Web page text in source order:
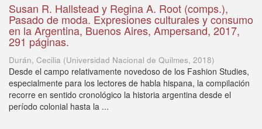
Susan R. Hallstead y Regina A. Root (comps.),
Pasado de moda. Expresiones culturales y consumo
en la Argentina, Buenos Aires, Ampersand, 2017,
291 páginas.
Durán, Cecilia (Universidad Nacional de Quilmes, 2018)
Desde el campo relativamente novedoso de los Fashion Studies,
especialmente para los lectores de habla hispana, la compilación
recorre en sentido cronológico la historia argentina desde el
período colonial hasta la ...